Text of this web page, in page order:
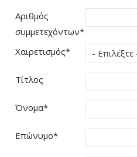
Αριθμός
συμμετεχόντων*
Χαιρετισμός*
Τίτλος
Όνομα*
Επώνυμο*